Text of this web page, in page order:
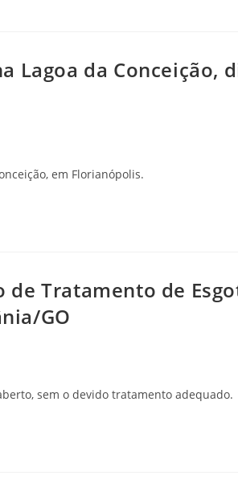
Lagoa da Conceição,
em Florianópolis.
de Tratamento de
GO
sem o devido tratamento adequado.